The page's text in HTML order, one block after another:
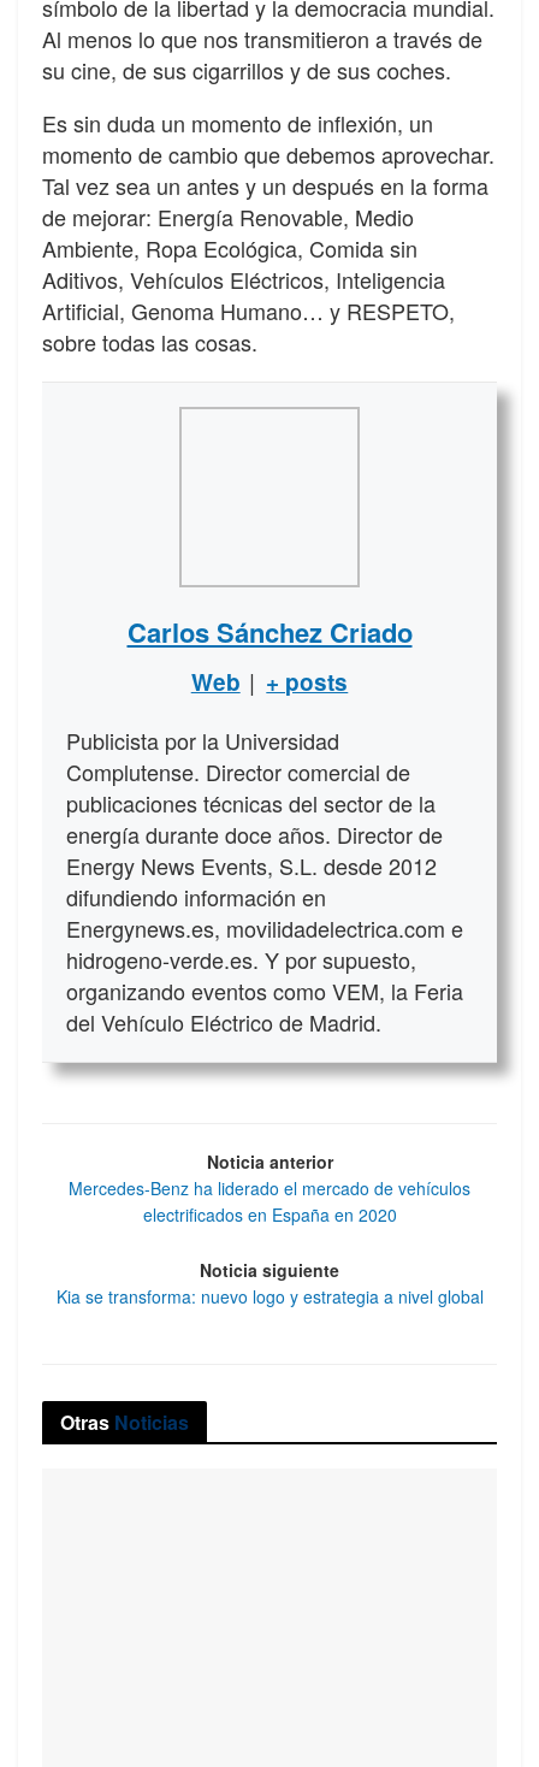
símbolo de la libertad y la democracia mundial.
Al menos lo que nos transmitieron a través de
su cine, de sus cigarrillos y de sus coches.
Es sin duda un momento de inflexión, un
momento de cambio que debemos aprovechar.
Tal vez sea un antes y un después en la forma
de mejorar: Energía Renovable, Medio
Ambiente, Ropa Ecológica, Comida sin
Aditivos, Vehículos Eléctricos, Inteligencia
Artificial, Genoma Humano… y RESPETO,
sobre todas las cosas.
Carlos Sánchez Criado
Web | + posts
Publicista por la Universidad
Complutense. Director comercial de
publicaciones técnicas del sector de la
energía durante doce años. Director de
Energy News Events, S.L. desde 2012
difundiendo información en
Energynews.es, movilidadelectrica.com e
hidrogeno-verde.es. Y por supuesto,
organizando eventos como VEM, la Feria
del Vehículo Eléctrico de Madrid.
Noticia anterior
Mercedes-Benz ha liderado el mercado de vehículos
electrificados en España en 2020
Noticia siguiente
Kia se transforma: nuevo logo y estrategia a nivel global
Otras Noticias